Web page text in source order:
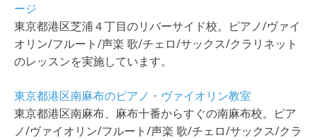
ージ
東京都港区芝浦４丁目のリバーサイド校。ピアノ/ヴァイ
オリン/フルート/声楽 歌/チェロ/サックス/クラリネット
のレッスンを実施しています。
東京都港区南麻布のピアノ・ヴァイオリン教室
東京都港区南麻布、麻布十番からすぐの南麻布校。ピア
ノ/ヴァイオリン/フルート/声楽 歌/チェロ/サックス/クラ